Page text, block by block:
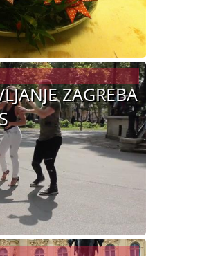
ZAGREBA